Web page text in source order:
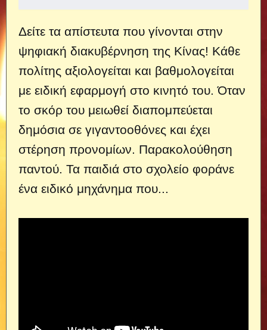
Δείτε τα απίστευτα που γίνονται στην
ψηφιακή διακυβέρνηση της Κίνας! Κάθε
πολίτης αξιολογείται και βαθμολογείται
με ειδική εφαρμογή στο κινητό του. Όταν
το σκόρ του μειωθεί διαπομπεύεται
δημόσια σε γιγαντοοθόνες και έχει
στέρηση προνομίων. Παρακολούθηση
παντού. Τα παιδιά στο σχολείο φοράνε
ένα ειδικό μηχάνημα που...